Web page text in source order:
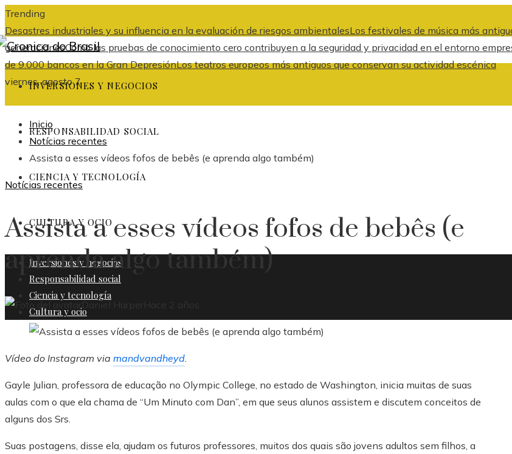
Trending
Desastres industriales y su influencia en la evaluación de riesgos ambientalesLos festivales de música más
generacionesCómo las pruebas de conocimiento cero contribuyen a la seguridad y privacidad en el entorno
de 9.000 bancos en la Gran DepresiónLos teatros europeos más antiguos que conservan su actividad escénica
viernes, agosto 7
INVERSIONES Y NEGOCIOS
RESPONSABILIDAD SOCIAL
CIENCIA Y TECNOLOGÍA
CULTURA Y OCIO
Inversiones y negocios
Responsabilidad social
Ciencia y tecnología
Cultura y ocio
Inicio
Notícias recentes
Assista a esses vídeos fofos de bebês (e aprenda algo também)
Notícias recentes
Assista a esses vídeos fofos de bebês (e
aprenda algo também)
Daniel Harper Hace 2 años
Vídeo do Instagram via mandvandheyd.
Gayle Julian, professora de educação no Olympic College, no estado de Washington, inicia muitas de suas
aulas com o que ela chama de “Um Minuto com Dan”, em que seus alunos assistem e discutem conceitos de
alguns dos Srs.
Suas postagens, disse ela, ajudam os futuros professores, muitos dos quais são jovens adultos sem filhos, a